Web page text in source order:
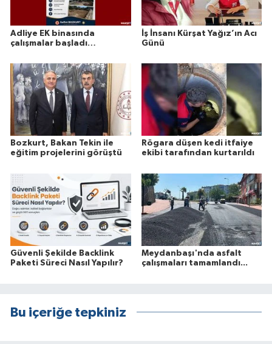
Adliye EK binasında
çalışmalar başladı…
İş İnsanı Kürşat Yağız’ın Acı
Günü
Bozkurt, Bakan Tekin ile
eğitim projelerini görüştü
Rögara düşen kedi itfaiye
ekibi tarafından kurtarıldı
Güvenli Şekilde Backlink
Paketi Süreci Nasıl Yapılır?
Meydanbaşı'nda asfalt
çalışmaları tamamlandı...
Bu içeriğe tepkiniz